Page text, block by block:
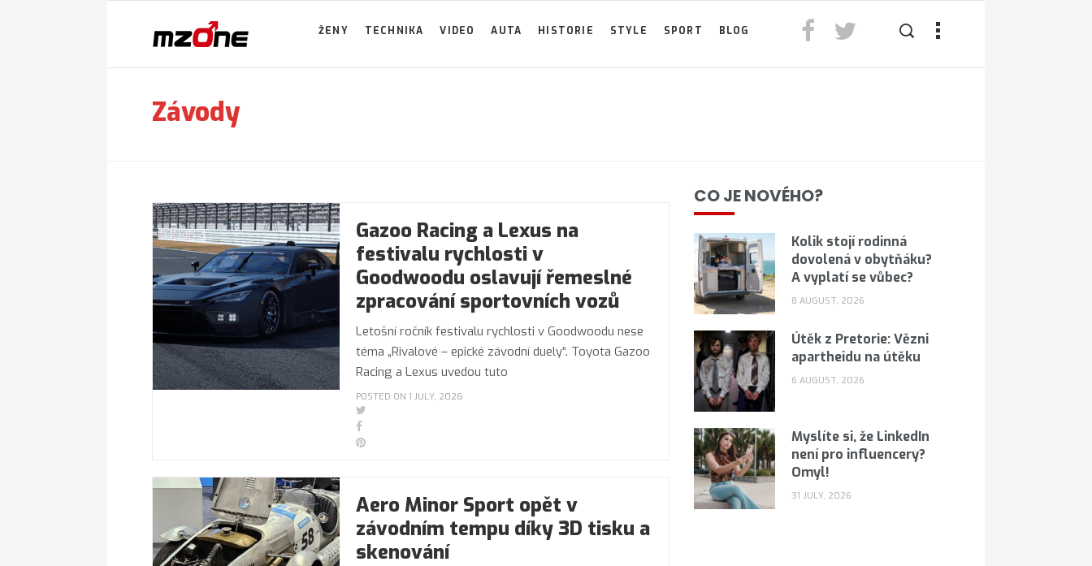
ŽENY TECHNIKA VIDEO AUTA HISTORIE STYLE SPORT BLOG
Závody
Gazoo Racing a Lexus na
festivalu rychlosti v
Goodwoodu oslavují řemeslné
zpracování sportovních vozů
Letošní ročník festivalu rychlosti v Goodwoodu nese
téma „Rivalové – epické závodní duely“. Toyota Gazoo
Racing a Lexus uvedou tuto
POSTED ON 1 JULY, 2026
Aero Minor Sport opět v
závodním tempu díky 3D tisku a
skenování
CO JE NOVÉHO?
Kolik stojí rodinná
dovolená v obytňáku?
A vyplatí se vůbec?
8 AUGUST, 2026
Útěk z Pretorie: Vězni
apartheidu na útěku
6 AUGUST, 2026
Myslíte si, že LinkedIn
není pro influencery?
Omyl!
31 JULY, 2026